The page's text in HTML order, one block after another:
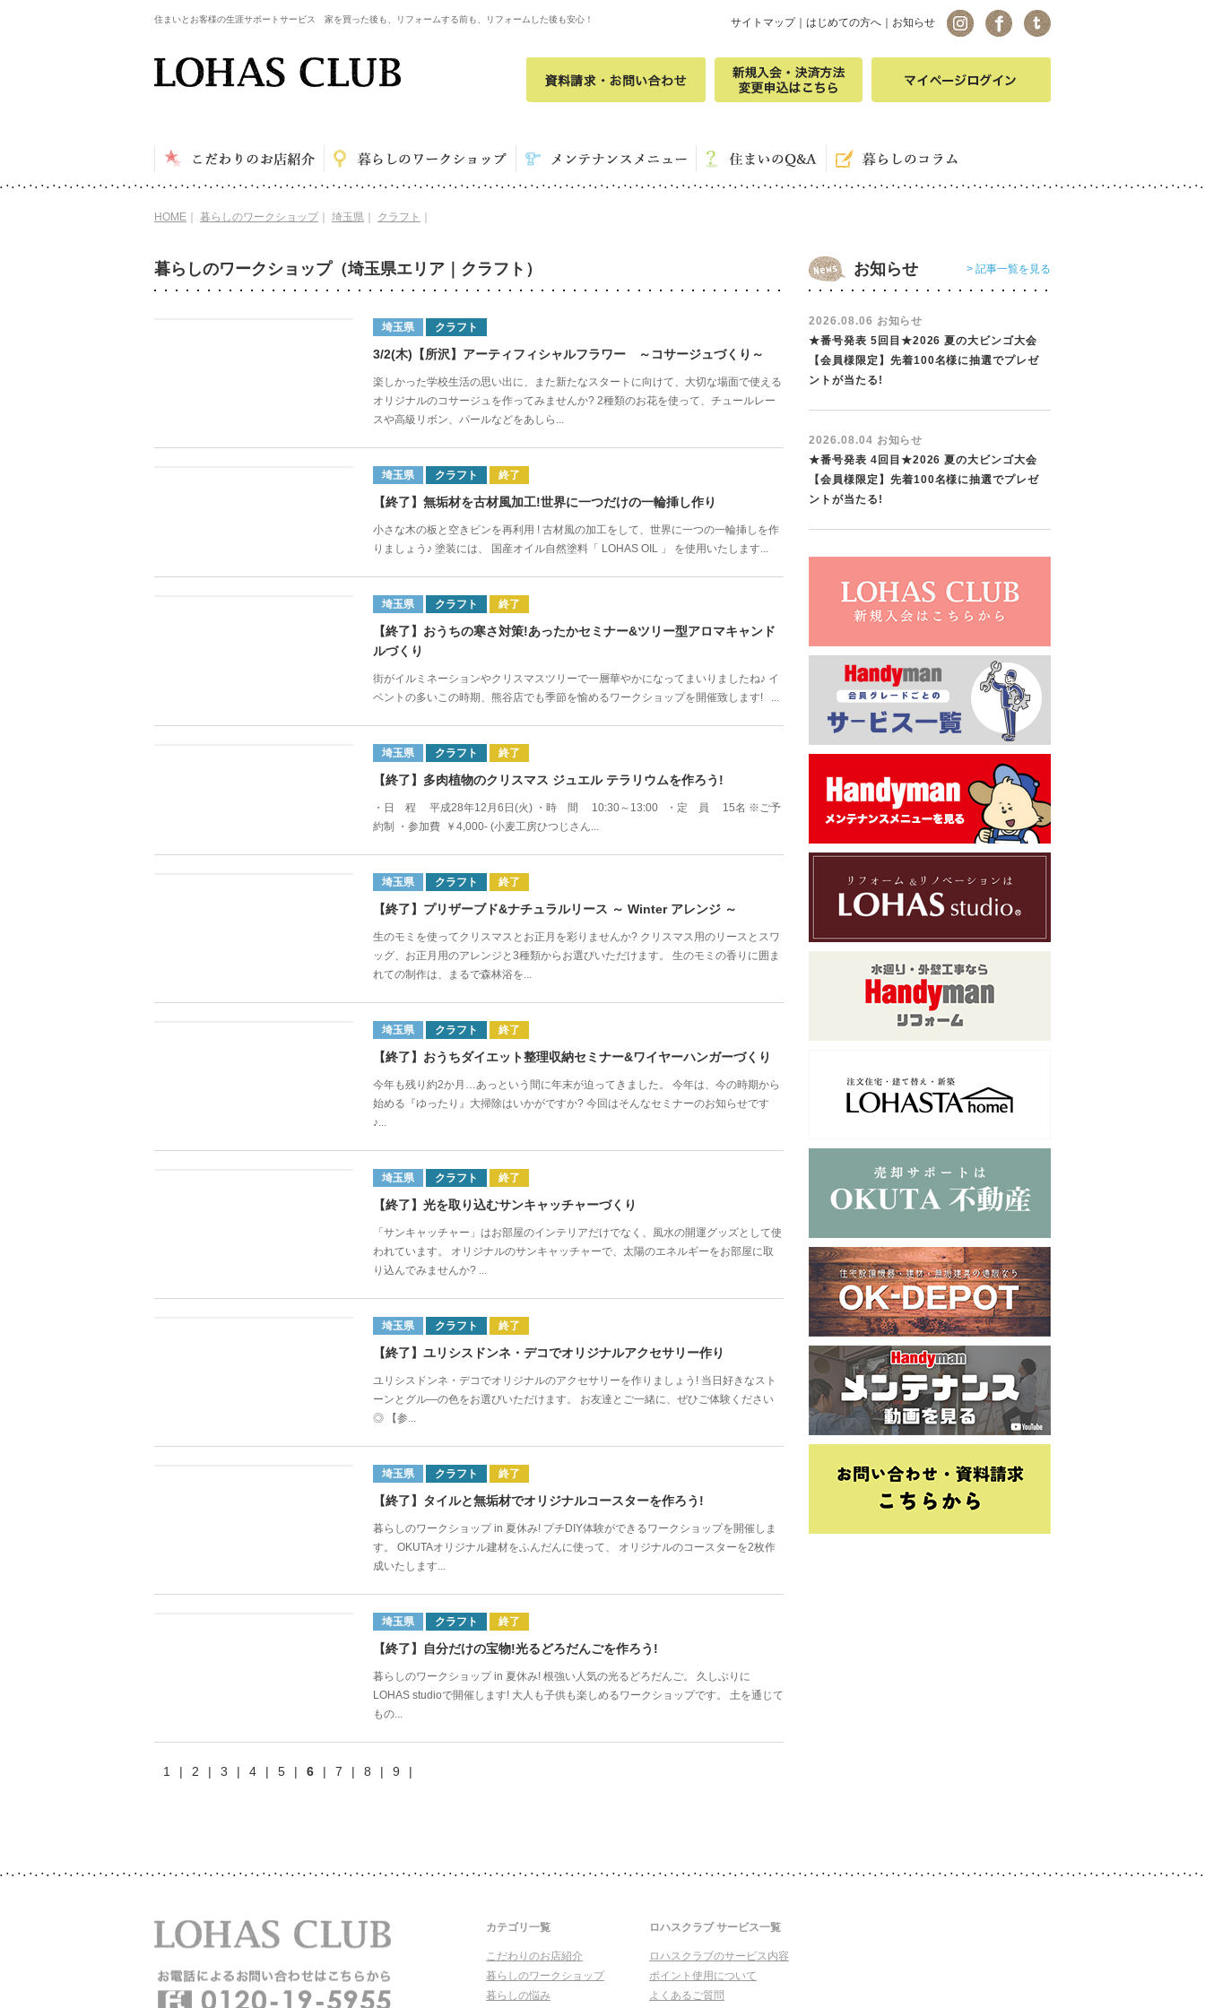
住まいとお客様の生涯サポートサービス 家を買った後も、リフォームする前も、リフォームした後も安心！ サイトマップ｜ はじめての方へ お知らせ
HOME 暮らしのワークショップ 埼玉県 クラフト
暮らしのワークショップ（埼玉県エリア｜クラフト）
埼玉県 クラフト
3/2(木)【所沢】アーティフィシャルフラワー ～コサージュづくり～
楽しかった学校生活の思い出に、また新たなスタートに向けて、大切な場面で使える
オリジナルのコサージュを作ってみませんか? 2種類のお花を使って、チュールレー
スや高級リボン、パールなどをあしら...
埼玉県 クラフト 終了
【終了】無垢材を古材風加工!世界に一つだけの一輪挿し作り
小さな木の板と空きビンを再利用 ! 古材風の加工をして、世界に一つの一輪挿しを作
りましょう♪ 塗装には、 国産オイル自然塗料「 LOHAS OIL 」 を使用いたします...
埼玉県 クラフト 終了
【終了】おうちの寒さ対策!あったかセミナー&ツリー型アロマキャンド
ルづくり
街がイルミネーションやクリスマスツリーで一層華やかになってまいりましたね♪ イ
ベントの多いこの時期、熊谷店でも季節を愉めるワークショップを開催致します! ...
埼玉県 クラフト 終了
【終了】多肉植物のクリスマス ジュエル テラリウムを作ろう!
・日 程 平成28年12月6日(火) ・時 間 10:30～13:00 ・定 員 15名 ※ご予
約制 ・参加費 ￥4,000- (小麦工房ひつじさん...
埼玉県 クラフト 終了
【終了】プリザーブド&ナチュラルリース ～ Winter アレンジ ～
生のモミを使ってクリスマスとお正月を彩りませんか? クリスマス用のリースとスワ
ッグ、お正月用のアレンジと3種類からお選びいただけます。 生のモミの香りに囲ま
れての制作は、まるで森林浴を...
埼玉県 クラフト 終了
【終了】おうちダイエット整理収納セミナー&ワイヤーハンガーづくり
今年も残り約2か月…あっという間に年末が迫ってきました。 今年は、今の時期から
始める『ゆったり』大掃除はいかがですか? 今回はそんなセミナーのお知らせです
♪...
埼玉県 クラフト 終了
【終了】光を取り込むサンキャッチャーづくり
「サンキャッチャー」はお部屋のインテリアだけでなく、風水の開運グッズとして使
われています。 オリジナルのサンキャッチャーで、太陽のエネルギーをお部屋に取
り込んでみませんか? ...
埼玉県 クラフト 終了
【終了】ユリシスドンネ・デコでオリジナルアクセサリー作り
ユリシスドンネ・デコでオリジナルのアクセサリーを作りましょう! 当日好きなスト
ーンとグル―の色をお選びいただけます。 お友達とご一緒に、ぜひご体験ください
◎ 【参...
埼玉県 クラフト 終了
【終了】タイルと無垢材でオリジナルコースターを作ろう!
暮らしのワークショップ in 夏休み! プチDIY体験ができるワークショップを開催しま
す。 OKUTAオリジナル建材をふんだんに使って、 オリジナルのコースターを2枚作
成いたします...
埼玉県 クラフト 終了
【終了】自分だけの宝物!光るどろだんごを作ろう!
暮らしのワークショップ in 夏休み! 根強い人気の光るどろだんご。 久しぶりに
LOHAS studioで開催します! 大人も子供も楽しめるワークショップです。 土を通じて
もの...
1 | 2 | 3 | 4 | 5 | 6 | 7 | 8 | 9 |
お知らせ > 記事一覧を見る
2026.08.06 お知らせ
★番号発表 5回目★2026 夏の大ビンゴ大会
【会員様限定】先着100名様に抽選でプレゼ
ントが当たる!
2026.08.04 お知らせ
★番号発表 4回目★2026 夏の大ビンゴ大会
【会員様限定】先着100名様に抽選でプレゼ
ントが当たる!
カテゴリ一覧
こだわりのお店紹介
暮らしのワークショップ
暮らしの悩み
ロハスクラブ サービス一覧
ロハスクラブのサービス内容
ポイント使用について
よくあるご質問